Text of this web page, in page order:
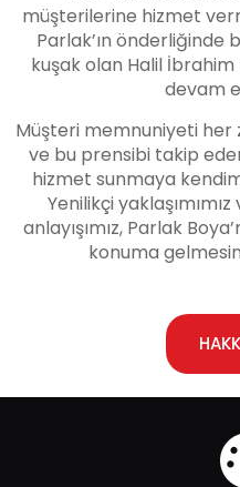
müşterilerine hizmet
Parlak’ın önderliğinde
kuşak olan Halil
devam
Müşteri memnuniyeti
ve bu prensibi takip
hizmet sunmaya
Yenilikçi
anlayışımız, Parlak
konuma